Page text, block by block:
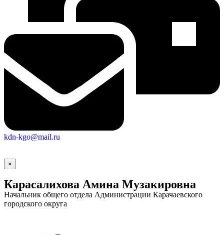
Экономика
kdn-kgo@mail.ru
×
Карасалихова Амина Музакировна
Начальник общего отдела Администрации Карачаевского
городского округа